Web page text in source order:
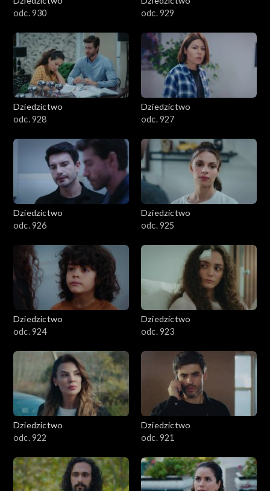
odc. 930
odc. 929
Dziedzictwo
odc. 928
Dziedzictwo
odc. 927
Dziedzictwo
odc. 926
Dziedzictwo
odc. 925
Dziedzictwo
odc. 924
Dziedzictwo
odc. 923
Dziedzictwo
odc. 922
Dziedzictwo
odc. 921